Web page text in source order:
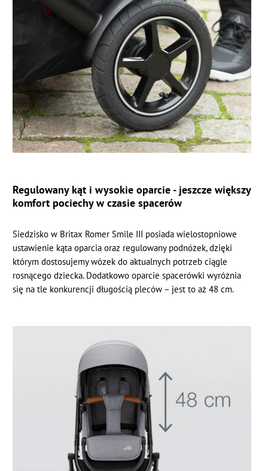
Regulowany kąt i wysokie oparcie - jeszcze większy
komfort pociechy w czasie spacerów
Siedzisko w Britax Romer Smile III posiada wielostopniowe
ustawienie kąta oparcia oraz regulowany podnóżek, dzięki
którym dostosujemy wózek do aktualnych potrzeb ciągle
rosnącego dziecka. Dodatkowo oparcie spacerówki wyróżnia
się na tle konkurencji długością pleców – jest to aż 48 cm.